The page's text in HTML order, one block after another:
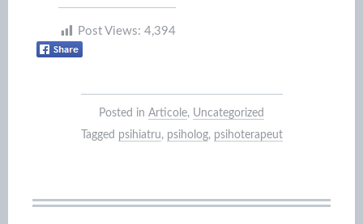
Post Views: 4,394
Posted in Articole, Uncategorized
Tagged psihiatru, psiholog, psihoterapeut